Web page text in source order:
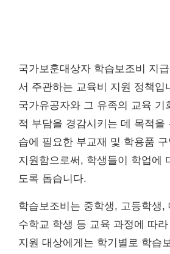
국가보훈대상자 학습보조비 지
서 주관하는 교육비 지원 정책입
국가유공자와 그 유족의 교육 기
적 부담을 경감시키는 데 목적을
습에 필요한 부교재 및 학용품
지원함으로써, 학생들이 학업에
도록 돕습니다.
학습보조비는 중학생, 고등학생,
수학교 학생 등 교육 과정에 따
지원 대상에게는 학기별로 학습